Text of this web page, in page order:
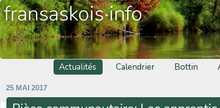
fransaskois·info
Actualités Calendrier Bottin
25 MAI 2017